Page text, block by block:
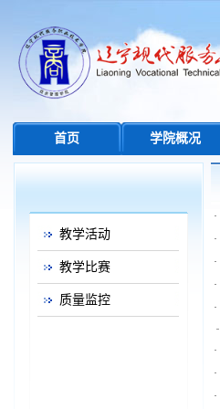
首页 学院概况
教学活动
教学比赛
质量监控
·
·
·
·
·
·
·
·